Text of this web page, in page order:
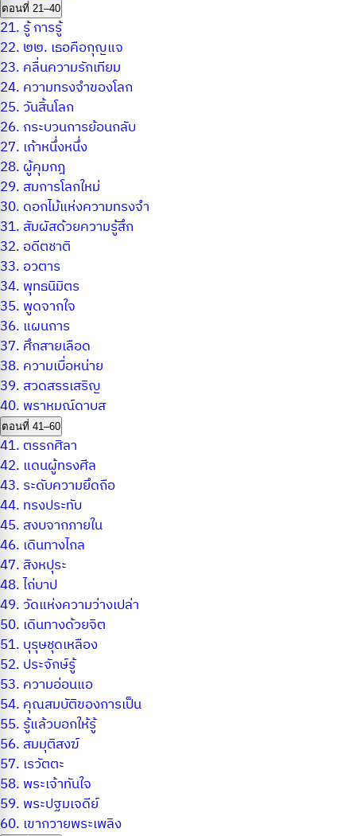
ตอนที่ 21–40
21. รู้ การรู้
22. ๒๒. เธอคือกุญแจ
23. คลื่นความรักเทียม
24. ความทรงจำของโลก
25.วันสิ้นโลก
26. กระบวนการย้อนกลับ
27. เก้าหนึ่งหนึ่ง
28. ผู้คุมกฎ
29. สมการโลกใหม่
30. ดอกไม้แห่งความทรงจำ
31. สัมผัสด้วยความรู้สึก
32. อดีตชาติ
33. อวตาร
34. พุทธนิมิตร
35. พูดจากใจ
36. แผนการ
37. ศึกสายเลือด
38. ความเบื่อหน่าย
39. สวดสรรเสริญ
40. พราหมณ์ดาบส
ตอนที่ 41–60
41. ตรรกศิลา
42. แดนผู้ทรงศีล
43. ระดับความยึดถือ
44. ทรงประทับ
45. สงบจากภายใน
46. เดินทางไกล
47. สิงหปุระ
48.ไถ่บาป
49.วัดแห่งความว่างเปล่า
50. เดินทางด้วยจิต
51. บุรุษชุดเหลือง
52. ประจักษ์รู้
53. ความอ่อนแอ
54. คุณสมบัติของการเป็น
55. รู้แล้วบอกให้รู้
56. สมมุติสงฆ์
57. เรวัตตะ
58. พระเจ้าทันใจ
59. พระปฐมเจดีย์
60. เขากวายพระเพลิง